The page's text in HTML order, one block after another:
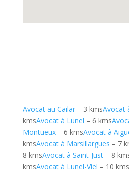
Avocat au Cailar– 3 kmsAvocat
kmsAvocat à Lunel – 6 kms
Montueux– 6 kmsAvocat à
kmsAvocat à Marsillargues – 7
8 kmsAvocat à Saint-Just– 8
kmsAvocat à Lunel-Viel – 10 kms